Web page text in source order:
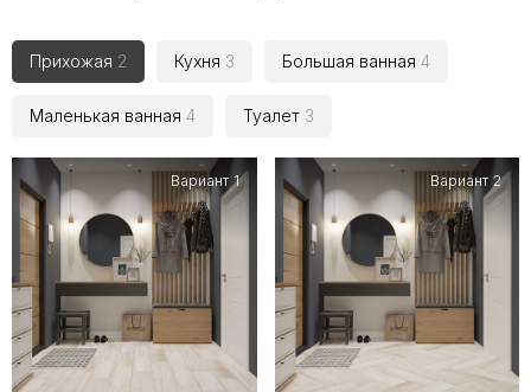
Прихожая 2 Кухня 3 Большая ванная 4
Маленькая ванная 4 Туалет 3
Вариант 1 Вариант 2